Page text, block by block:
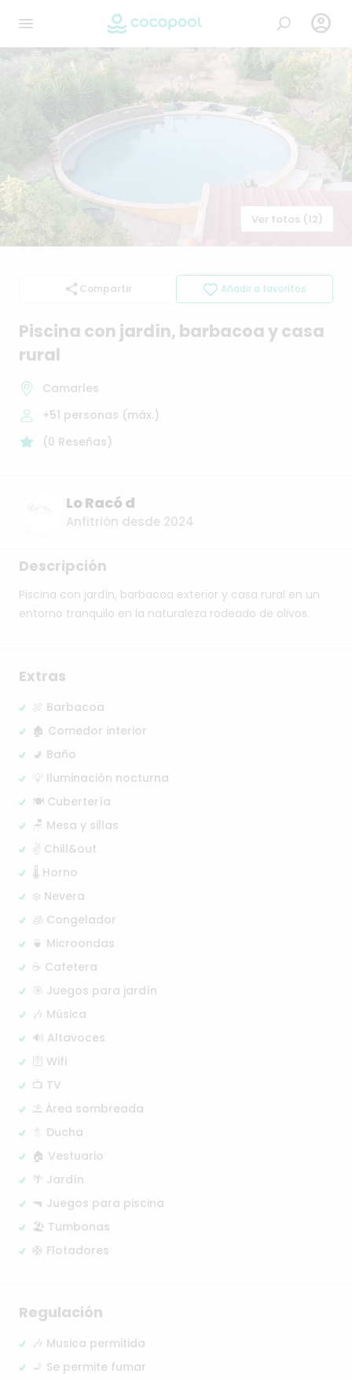

Ver fotos (12)
Compartir Añadir a favoritos
Piscina con jardín​,​ barbacoa ycasa
rural
Camarles
+51 personas (máx.)
(0 Reseñas)
Lo Racó d
Anfitrión desde 2024
Descripción
Piscina con jardín, barbacoa exterior y casa rural en un
entorno tranquilo en la naturaleza rodeado de olivos.
Extras
🍖 Barbacoa
🏚️ Comedor interior
🚽 Baño
💡 Iluminación nocturna
🍽️ Cubertería
🪑 Mesa y sillas
✌️ Chill&out
🌡️ Horno
❄️ Nevera
🧊 Congelador
🍵 Microondas
☕ Cafetera
🎯 Juegos para jardín
🎶 Música
🔊 Altavoces
🛜 Wifi
📺 TV
⛱️ Área sombreada
🚿 Ducha
🏠 Vestuario
🌴 Jardín
🔫 Juegos para piscina
🏖️ Tumbonas
🛟 Flotadores
Regulación
🎶 Musica permitida
🚬 Se permite fumar